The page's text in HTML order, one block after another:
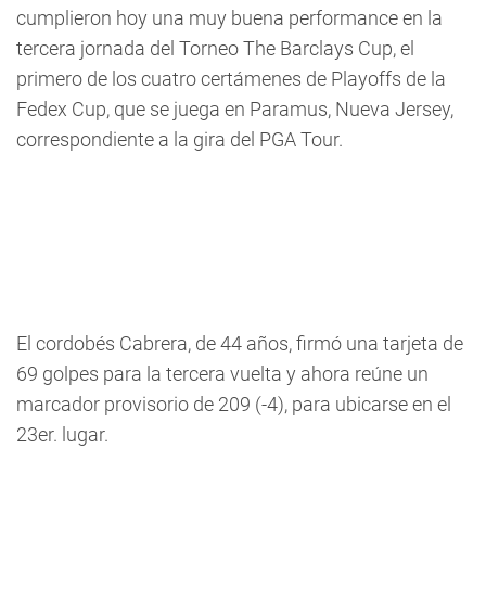
cumplieron hoy una muy buena performance en la
tercera jornada del Torneo The Barclays Cup, el
primero de los cuatro certámenes de Playoffs de la
Fedex Cup, que se juega en Paramus, Nueva Jersey,
correspondiente a la gira del PGA Tour.
El cordobés Cabrera, de 44 años, firmó una tarjeta de
69 golpes para la tercera vuelta y ahora reúne un
marcador provisorio de 209 (-4), para ubicarse en el
23er. lugar.